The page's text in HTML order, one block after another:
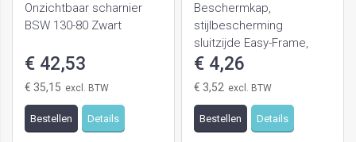
Onzichtbaar scharnier
BSW 130-80 Zwart
€ 42,53
€ 35,15
Bestellen Details
Beschermkap,
stijlbescherming
sluitzijde Easy-Frame,
sponning 42mm lengte
900mm
€ 4,26
€ 3,52
Bestellen Details